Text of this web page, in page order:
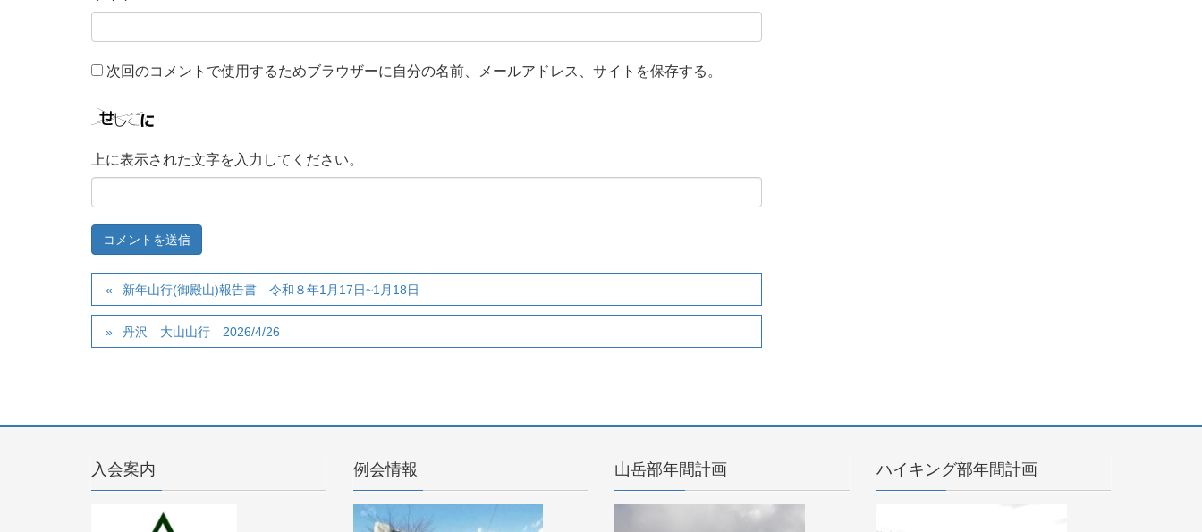
次回のコメントで使用するためブラウザーに自分の名前、メールアドレス、サイトを保存する。
上に表示された文字を入力してください。
新年山行(御殿山)報告書 令和８年1月17日~1月18日
丹沢 大山山行 2026/4/26
入会案内 例会情報 山岳部年間計画 ハイキング部年間計画